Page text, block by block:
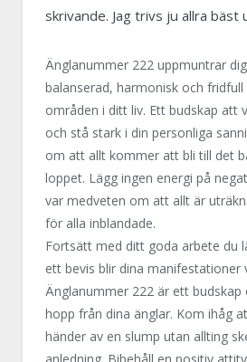
skrivande. Jag trivs ju allra bäst
Änglanummer 222 uppmuntrar
balanserad, harmonisk och fridfull
områden i ditt liv. Ett budskap att
och stå stark i din personliga
om att allt kommer att bli till det
loppet. Lägg ingen energi på
var medveten om att allt är
för alla inblandade.
Fortsätt med ditt goda arbete du
ett bevis blir dina manifestationer
Änglanummer 222 är ett
hopp från dina änglar. Kom ihåg
händer av en slump utan allting